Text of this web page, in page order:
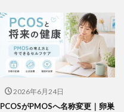
2026年6月24日
PCOSがPMOSへ名称変更｜卵巣